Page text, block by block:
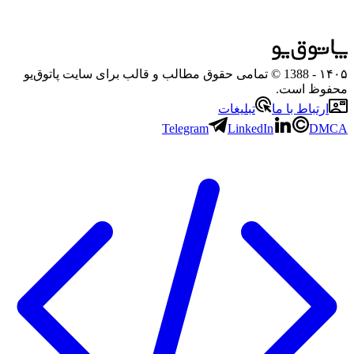
۱۴۰۵
- 1388 © تمامی حقوق مطالب و قالب برای سایت پاتوق‌یو
محفوظ است.
ارتباط با ما
تبلیغات
Telegram
LinkedIn DMCA